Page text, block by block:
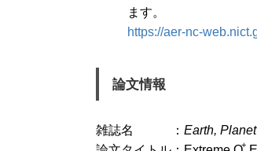
ます。
https://aer-nc-
論文情報
雑誌名
Earth,
+